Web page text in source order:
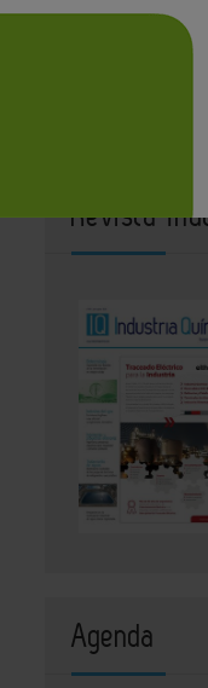
Revista
Agenda